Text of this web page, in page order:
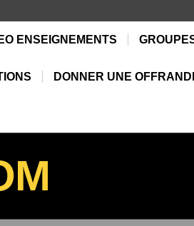
ENSEIGNEMENTS
DONNER UNE